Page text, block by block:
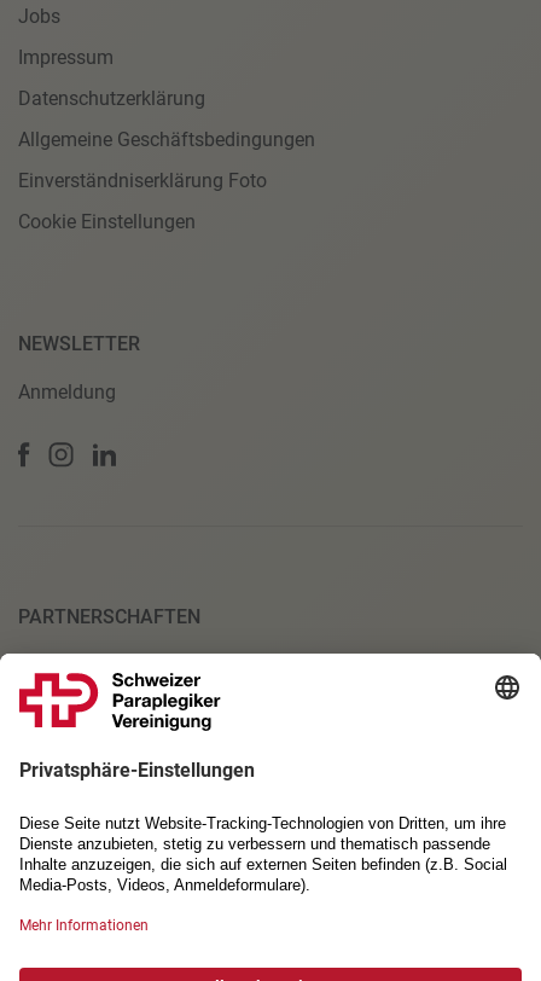
Jobs
Impressum
Datenschutzerklärung
Allgemeine Geschäftsbedingungen
Einverständniserklärung Foto
Cookie Einstellungen
NEWSLETTER
Anmeldung
PARTNERSCHAFTEN